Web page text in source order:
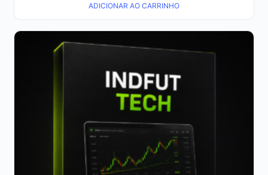
ADICIONAR AO CARRINHO